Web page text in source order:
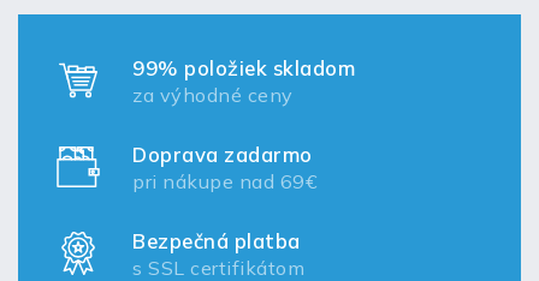
99% položiek skladom
za výhodné ceny
Doprava zadarmo
pri nákupe nad 69€
Bezpečná platba
s SSL certifikátom